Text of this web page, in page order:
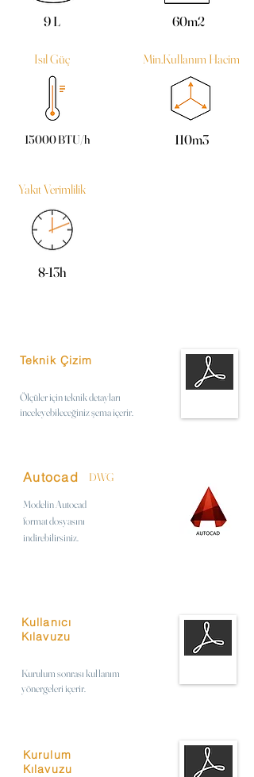
9 L
Isıl Güç
15000 BTU/h
60m2
Min.Kullanım Hacim
110m3
Yakıt Verimlilik
8-13h
Teknik Çizim
Ölçüler için teknik detayları
inceleyebileceğiniz şema içerir.
Autocad DWG
Modelin Autocad
formatdosyasını
indirebilirsiniz.
Kullanıcı
Kılavuzu
Kurulum sonrası kullanım
yönergeleri içerir.
Kurulum
Kılavuzu